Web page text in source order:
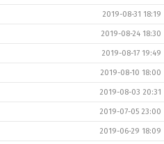
2019-08-31 18:19
2019-08-24 18:30
2019-08-17 19:49
2019-08-10 18:00
2019-08-03 20:31
2019-07-05 23:00
2019-06-29 18:09